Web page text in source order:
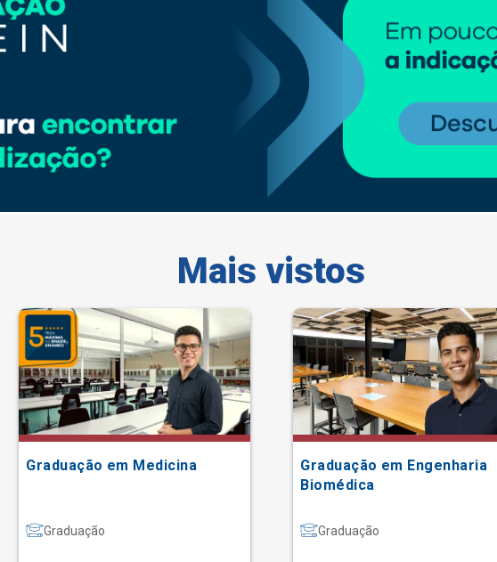
Mais vistos
Graduação em Medicina
Graduação
Graduação em Engenharia
Biomédica
Graduação